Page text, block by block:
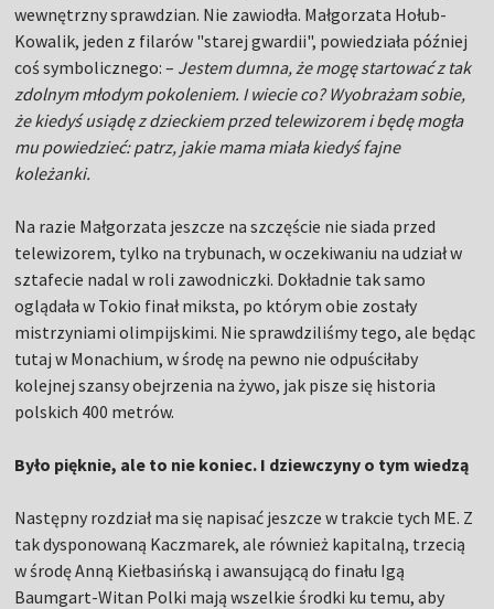
wewnętrzny sprawdzian. Nie zawiodła. Małgorzata Hołub-
Kowalik, jeden z filarów "starej gwardii", powiedziała później
coś symbolicznego: – Jestem dumna, że mogę startować z tak
zdolnym młodym pokoleniem. I wiecie co? Wyobrażam sobie,
że kiedyś usiądę z dzieckiem przed telewizorem i będę mogła
mu powiedzieć: patrz, jakie mama miała kiedyś fajne
koleżanki.
Na razie Małgorzata jeszcze na szczęście nie siada przed
telewizorem, tylko na trybunach, w oczekiwaniu na udział w
sztafecie nadal w roli zawodniczki. Dokładnie tak samo
oglądała w Tokio finał miksta, po którym obie zostały
mistrzyniami olimpijskimi. Nie sprawdziliśmy tego, ale będąc
tutaj w Monachium, w środę na pewno nie odpuściłaby
kolejnej szansy obejrzenia na żywo, jak pisze się historia
polskich 400 metrów.
Było pięknie, ale to nie koniec. I dziewczyny o tym wiedzą
Następny rozdział ma się napisać jeszcze w trakcie tych ME. Z
tak dysponowaną Kaczmarek, ale również kapitalną, trzecią
w środę Anną Kiełbasińską i awansującą do finału Igą
Baumgart-Witan Polki mają wszelkie środki ku temu, aby